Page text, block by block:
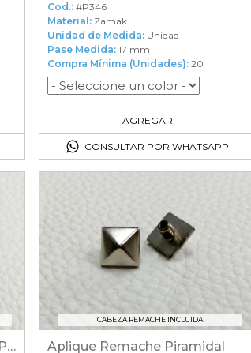
Cod.: #P346
Material: Zamak
Unidad de Medida: Unidad
Pase Medida: 17 mm
Compra Mínima (Unidades): 20
AGREGAR
20en el carrito
CONSULTAR POR WHATSAPP
Aplique Remache Piramidal Plano
CABEZA REMACHE INCLUIDA
Aplique Remache Piramidal